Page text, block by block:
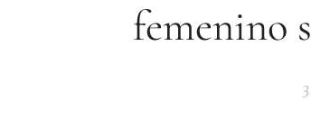
femenino